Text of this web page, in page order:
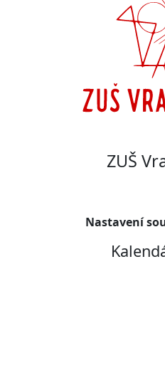
ZUŠ
Nastavení